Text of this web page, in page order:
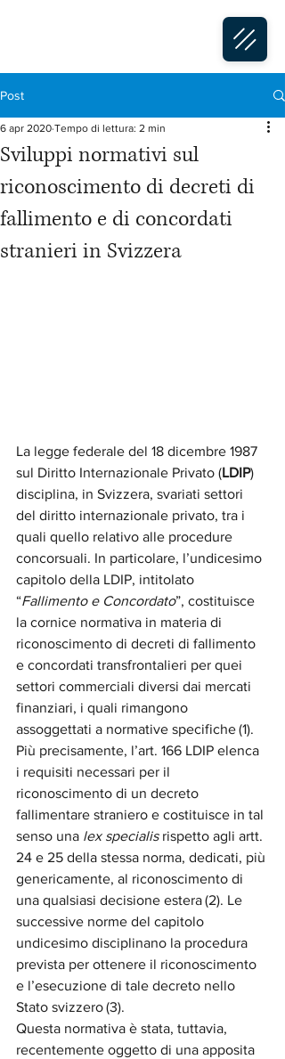
Post
Sviluppi normativi sul
riconoscimento di decreti di
fallimento e di concordati
stranieri in Svizzera
6 apr 2020 Tempo di lettura: 2 min
La legge federale del 18 dicembre 1987
sul Diritto Internazionale Privato (LDIP)
disciplina, in Svizzera, svariati settori
del diritto internazionale privato, tra i
quali quello relativo alle procedure
concorsuali. In particolare, l’undicesimo
capitolo della LDIP, intitolato
“Fallimento e Concordato”, costituisce
la cornice normativa in materia di
riconoscimento di decreti di fallimento
e concordati transfrontalieri per quei
settori commerciali diversi dai mercati
finanziari, i quali rimangono
assoggettati a normative specifiche (1).
Più precisamente, l’art. 166 LDIP elenca
i requisiti necessari per il
riconoscimento di un decreto
fallimentare straniero e costituisce in tal
senso una lex specialis rispetto agli artt.
24 e 25 della stessa norma, dedicati, più
genericamente, al riconoscimento di
una qualsiasi decisione estera (2). Le
successive norme del capitolo
undicesimo disciplinano la procedura
prevista per ottenere il riconoscimento
e l’esecuzione di tale decreto nello
Stato svizzero (3).
Questa normativa è stata, tuttavia,
recentemente oggetto di una apposita